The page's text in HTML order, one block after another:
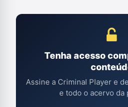
Tenha acesso
Assine a Criminal Player e
e todo o acervo da